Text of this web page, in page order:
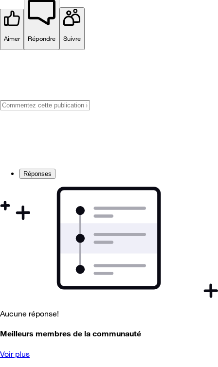
Aimer Répondre Suivre
Réponses
Aucune réponse!
Meilleurs membres de la communauté
Voir plus